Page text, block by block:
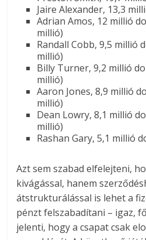
Jaire Alexander, 13,3
Adrian Amos, 12 millió
millió)
Randall Cobb, 9,5 millió
millió)
Billy Turner, 9,2 millió
millió)
Aaron Jones, 8,9 millió
millió)
Dean Lowry, 8,1 millió
millió)
Rashan Gary, 5,1 millió
Azt sem szabad elfelejteni,
kivágással, hanem
átstrukturálással is lehet a
pénzt felszabadítani – igaz,
jelenti, hogy a csapat csak